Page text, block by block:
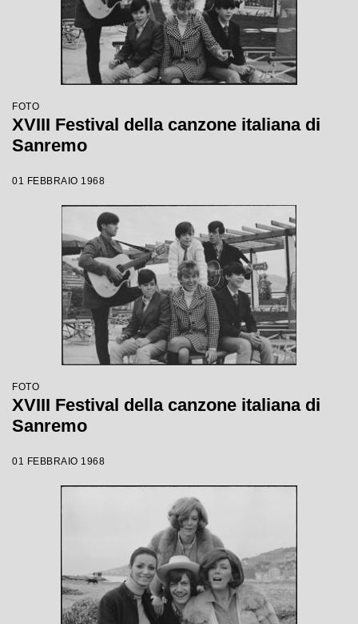
FOTO
XVIII Festival della canzone italiana di
Sanremo
01 FEBBRAIO 1968
FOTO
XVIII Festival della canzone italiana di
Sanremo
01 FEBBRAIO 1968